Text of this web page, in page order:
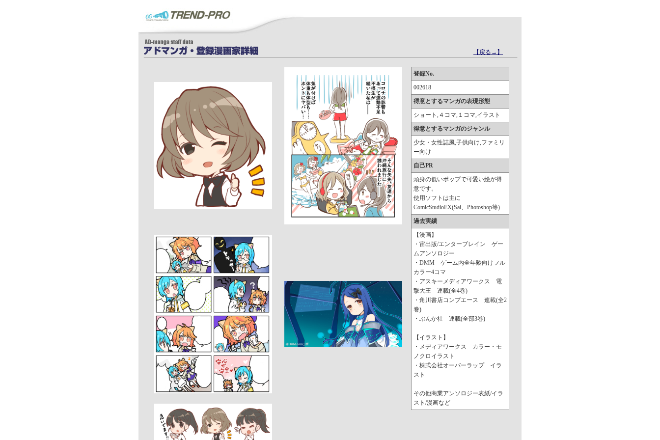
【戻る→】
登録No.
002618
得意とするマンガの表現形態
ショート,４コマ,１コマ,イラスト
得意とするマンガのジャンル
少女・女性誌風,子供向け,ファミリ
ー向け
自己PR
頭身の低いポップで可愛い絵が得
意です。
使用ソフトは主に
ComicStudioEX(Sai、Photoshop等)
過去実績
【漫画】
・宙出版/エンターブレイン ゲー
ムアンソロジー
・DMM ゲーム内全年齢向けフル
カラー4コマ
・アスキーメディアワークス 電
撃大王 連載(全4巻)
・角川書店コンプエース 連載(全2
巻)
・ぶんか社 連載(全部3巻)
【イラスト】
・メディアワークス カラー・モ
ノクロイラスト
・株式会社オーバーラップ イラ
スト
その他商業アンソロジー表紙/イラ
スト/漫画など